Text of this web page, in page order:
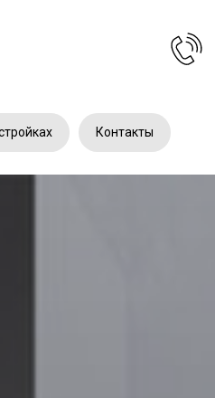
Контакты